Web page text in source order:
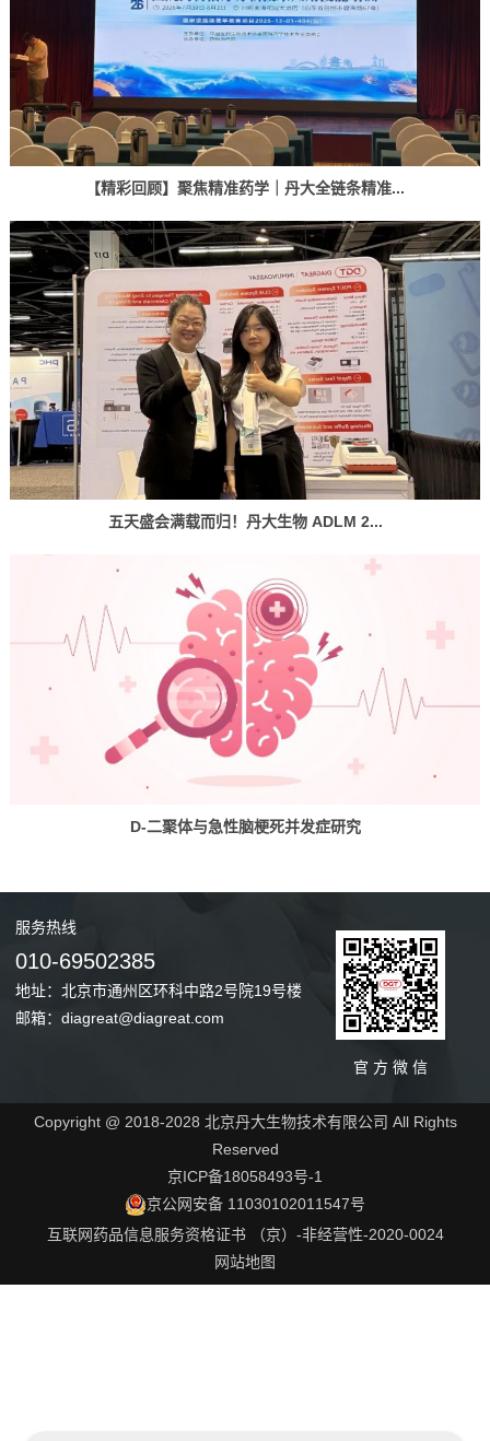
【精彩回顾】聚焦精准药学｜丹大全链条精准...
五天盛会满载而归！丹大生物 ADLM 2...
D-二聚体与急性脑梗死并发症研究
服务热线
010-69502385
地址：北京市通州区环科中路2号院19号楼
邮箱：diagreat@diagreat.com
官 方 微 信
Copyright @ 2018-2028 北京丹大生物技术有限公司 All Rights
Reserved
京ICP备18058493号-1
京公网安备 11030102011547号
互联网药品信息服务资格证书 （京）-非经营性-2020-0024
网站地图